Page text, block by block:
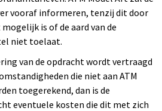
vooraf informeren, tenzij dit door
is of de aard van de
niet toelaat.
van de opdracht wordt vertraagd
die niet aan ATM
toegerekend, dan is de
eventuele kosten die dit met zich